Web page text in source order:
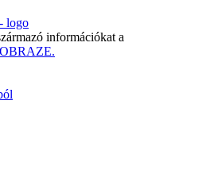
információkat a